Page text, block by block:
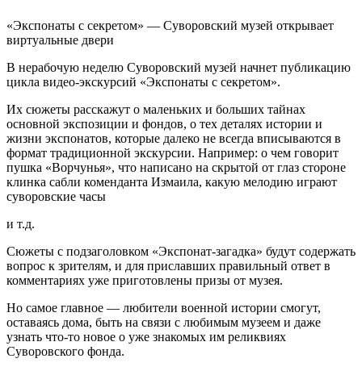
«Экспонаты с секретом» — Суворовский музей открывает
виртуальные двери
В нерабочую неделю Суворовский музей начнет публикацию
цикла видео-экскурсий «Экспонаты с секретом».
Их сюжеты расскажут о маленьких и больших тайнах
основной экспозиции и фондов, о тех деталях истории и
жизни экспонатов, которые далеко не всегда вписываются в
формат традиционной экскурсии. Например: о чем говорит
пушка «Ворчунья», что написано на скрытой от глаз стороне
клинка сабли коменданта Измаила, какую мелодию играют
суворовские часы
и т.д.
Сюжеты с подзаголовком «Экспонат-загадка» будут содержать
вопрос к зрителям, и для приславших правильный ответ в
комментариях уже приготовлены призы от музея.
Но самое главное — любители военной истории смогут,
оставаясь дома, быть на связи с любимым музеем и даже
узнать что-то новое о уже знакомых им реликвиях
Суворовского фонда.